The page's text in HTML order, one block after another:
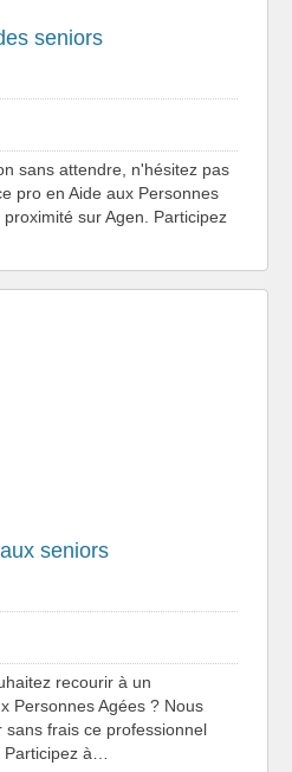
seniors
sans attendre, n'hésitez pas
pro en Aide aux Personnes
sur Agen. Participez
seniors
recourir à un
Personnes Agées ? Nous
frais ce professionnel
à…